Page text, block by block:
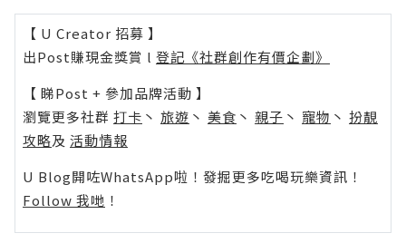
【 U Creator 招募 】
出Post賺現金獎賞 l 登記《社群創作有價企劃》
【 睇Post + 參加品牌活動 】
瀏覽更多社群 打卡 丶 旅遊 丶 美食 丶 親子 丶 寵物 丶 扮靚
攻略及 活動情報
U Blog開咗WhatsApp啦！發掘更多吃喝玩樂資訊！
Follow 我哋 ！